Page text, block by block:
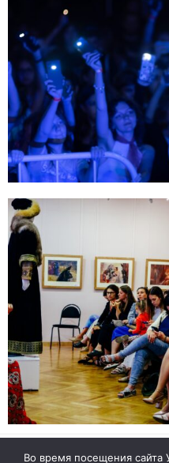
Во время посещения сайта